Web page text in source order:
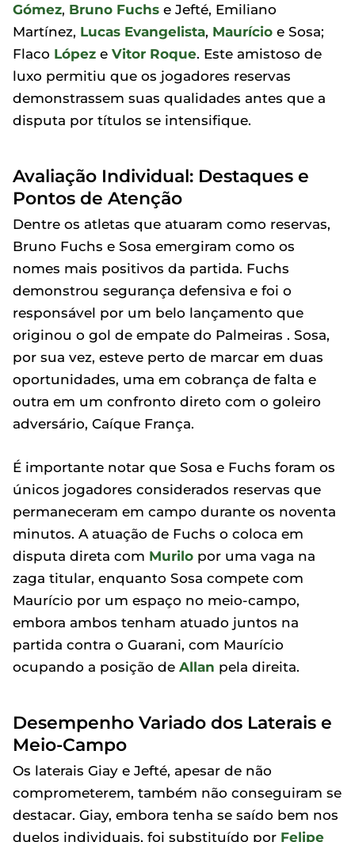
Gómez, Bruno Fuchs e Jefté, Emiliano
Martínez, Lucas Evangelista, Maurício e Sosa;
Flaco López e Vitor Roque. Este amistoso de
luxo permitiu que os jogadores reservas
demonstrassem suas qualidades antes que a
disputa por títulos se intensifique.
Avaliação Individual: Destaques e
Pontos de Atenção
Dentre os atletas que atuaram como reservas,
Bruno Fuchs e Sosa emergiram como os
nomes mais positivos da partida. Fuchs
demonstrou segurança defensiva e foi o
responsável por um belo lançamento que
originou o gol de empate do Palmeiras . Sosa,
por sua vez, esteve perto de marcar em duas
oportunidades, uma em cobrança de falta e
outra em um confronto direto com o goleiro
adversário, Caíque França.
É importante notar que Sosa e Fuchs foram os
únicos jogadores considerados reservas que
permaneceram em campo durante os noventa
minutos. A atuação de Fuchs o coloca em
disputa direta com Murilo por uma vaga na
zaga titular, enquanto Sosa compete com
Maurício por um espaço no meio-campo,
embora ambos tenham atuado juntos na
partida contra o Guarani, com Maurício
ocupando a posição de Allan pela direita.
Desempenho Variado dos Laterais e
Meio-Campo
Os laterais Giay e Jefté, apesar de não
comprometerem, também não conseguiram se
destacar. Giay, embora tenha se saído bem nos
duelos individuais, foi substituído por Felipe